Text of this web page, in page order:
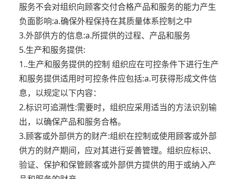
服务不会对组织向顾客交付合格产品和服务的能力产生
负面影响:a.确保外程保持在其质量体系控制之中
3.外部供方的信息:a.所提供的过程、产品和服务
5.生产和服务提供:
1..生产和服务提供的控制 组织应在可控条件下进行生产
和服务提供适用时可控条件应包括:a.可获得形成文件信
息，以规定以下内容：
2.标识可追溯性:需要时，组织应采用适当的方法识别输
出，以确保产品和服务合格。
3.顾客或外部供方的财产:组织在控制或使用顾客或外部
供方的财产期间，应对其进行妥善管理。组织应标识、
验证、保护和保管顾客或外部供方提供的用于或纳入产